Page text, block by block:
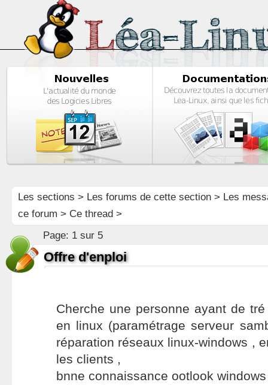
Les sections > Les forums de cette section> Les
ce forum > Ce thread >
Page: 1 sur 5
Offre d'enploi
Cherche une personne ayant de
en linux (paramétrage serveur
réparation réseaux linux-windows ,
les clients ,
bnne connaissance ootlook